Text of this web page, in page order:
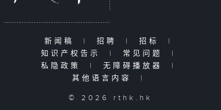
新闻稿 | 招聘 | 招标
|
知识产权告示
| 常见问题
|
私隐政策
| 无障碍播放器
|
其他语言内容
|
© 2026 rthk.hk